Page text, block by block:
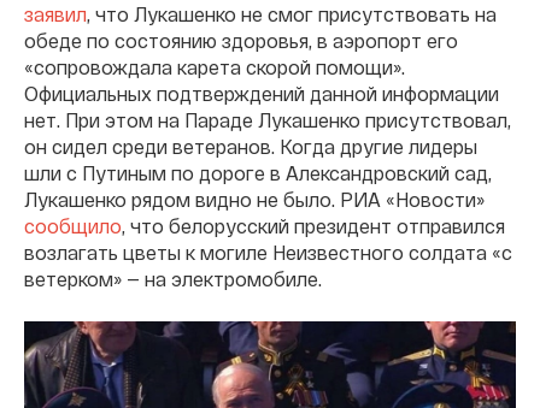
заявил , что Лукашенко не смог присутствовать на
обеде по состоянию здоровья, в аэропорт его
«сопровождала карета скорой помощи».
Официальных подтверждений данной информации
нет. При этом на Параде Лукашенко присутствовал,
он сидел среди ветеранов. Когда другие лидеры
шли с Путиным по дороге в Александровский сад,
Лукашенко рядом видно не было. РИА «Новости»
сообщило , что белорусский президент отправился
возлагать цветы к могиле Неизвестного солдата «с
ветерком» — на электромобиле.